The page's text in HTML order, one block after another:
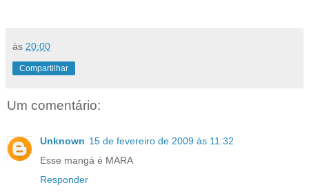
às 20:00
Compartilhar
Um comentário:
Unknown 15 de fevereiro de 2009 às 11:32
Esse mangá é MARA
Responder